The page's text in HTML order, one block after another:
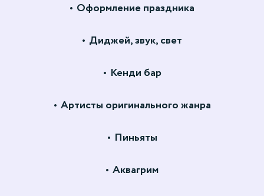
Оформление праздника
Диджей, звук, свет
Кенди бар
Артисты оригинального жанра
Пиньяты
Аквагрим